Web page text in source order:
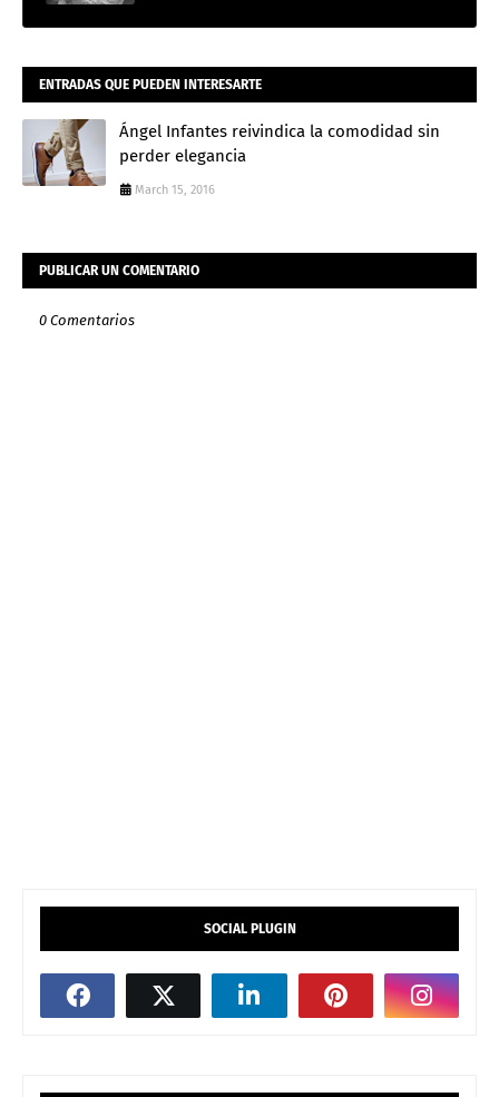
ENTRADAS QUE PUEDEN INTERESARTE
Ángel Infantes reivindica la comodidad sin
perder elegancia
March 15, 2016
PUBLICAR UN COMENTARIO
0 Comentarios
SOCIAL PLUGIN